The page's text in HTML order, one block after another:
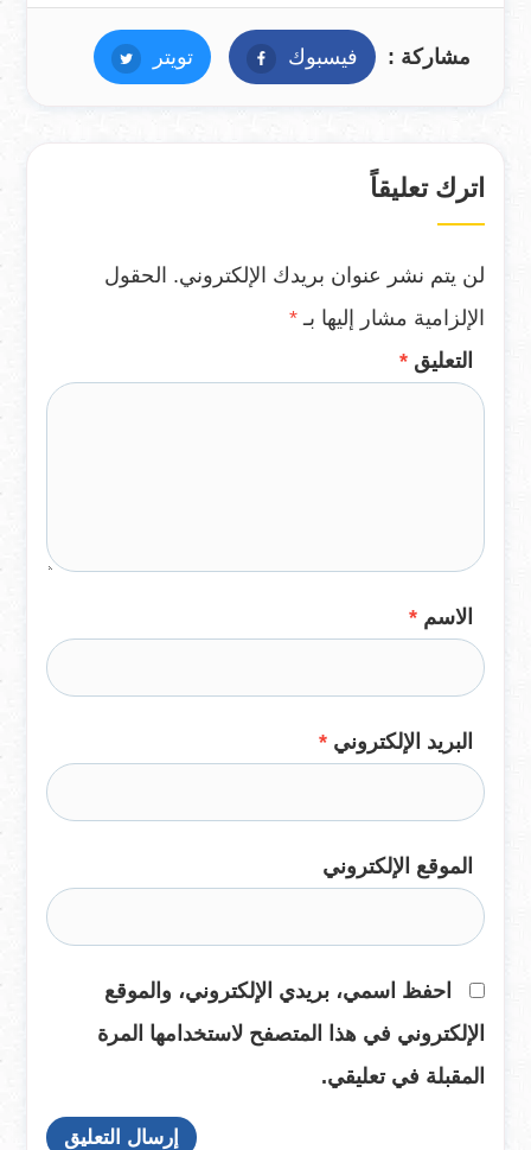
مشاركة : فيسبوك فيسبوكتويتر تويتر
اترك تعليقاً
لن يتم نشر عنوان بريدك الإلكتروني. الحقول
الإلزامية مشار إليها بـ *
التعليق *
الاسم *
البريد الإلكتروني *
الموقع الإلكتروني
احفظ اسمي، بريدي الإلكتروني، والموقع
الإلكتروني في هذا المتصفح لاستخدامها المرة
المقبلة في تعليقي.